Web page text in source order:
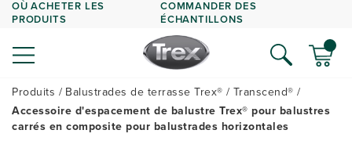
OÙ ACHETER LES
PRODUITS
COMMANDER DES
ÉCHANTILLONS
Produits Balustrades de terrasse Trex®
Transcend®
Accessoire d'espacement de balustre Trex® pour balustres
carrés en composite pour balustrades horizontales